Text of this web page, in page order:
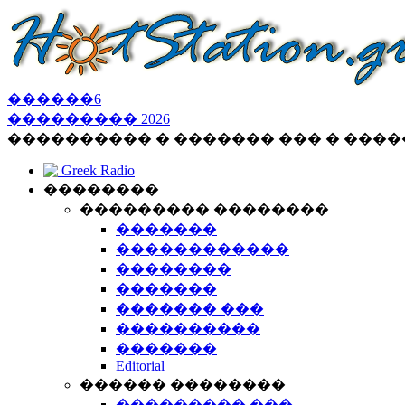
������6
��������� 2026
���������� � ������� ��� �
Greek Radio
��������
��������� ��������
�������
������������
��������
�������
������� ���
����������
�������
Editorial
������ ��������